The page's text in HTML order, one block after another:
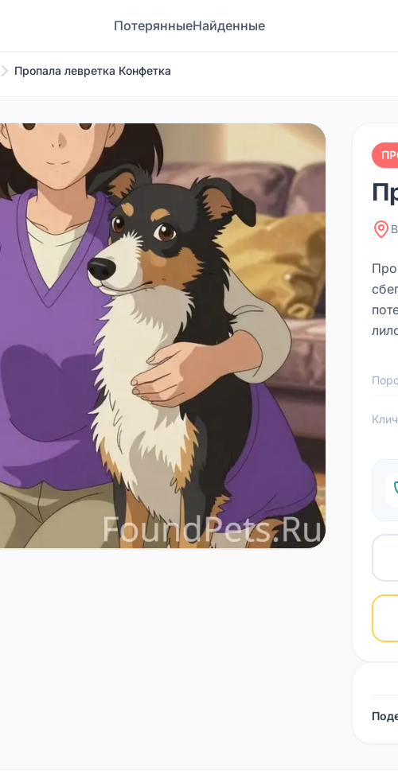
ПотерянныеНайденные
Пропала левретка Конфетка